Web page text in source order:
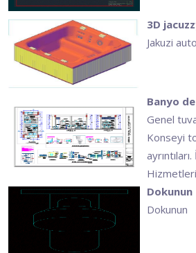
3D
Jakuzi
Banyo
Genel
Konseyi
Hizmetleri
Dokunun
Dokunun